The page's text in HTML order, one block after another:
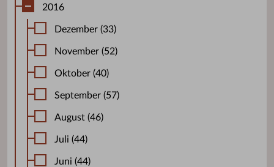
2016
Dezember (33)
November (52)
Oktober (40)
September (57)
August (46)
Juli (44)
Juni (44)